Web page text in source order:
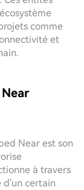
comme
et
Near est son
à travers
d'un certain